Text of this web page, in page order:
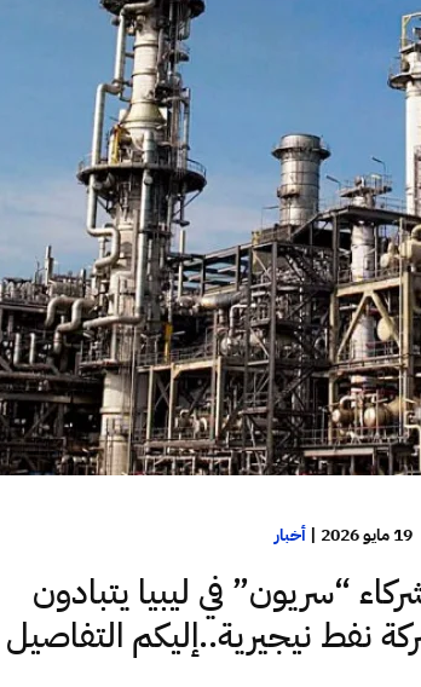
19 مايو 2026 | أخبار
“سريون” في ليبيا يتبادون
نفط نيجيرية..إليكم التفاصيل